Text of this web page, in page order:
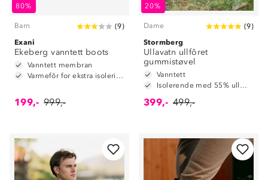
80%
Barn (9)
Exani
Ekeberg vanntett boots
Vanntett membran
Varmefôr for ekstra isolering
199,- 999,-
20%
Dame (9)
Stormberg
Ullavatn ullfôret
gummistøvel
Vanntett
Isolerende med 55% ullmiks
399,- 499,-